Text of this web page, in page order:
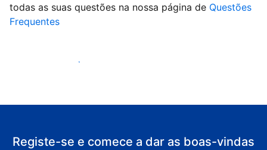
todas as suas questões na nossa página de Questões
Frequentes
Comece a receber clientes
Registe-se e comece a dar as boas-vindas